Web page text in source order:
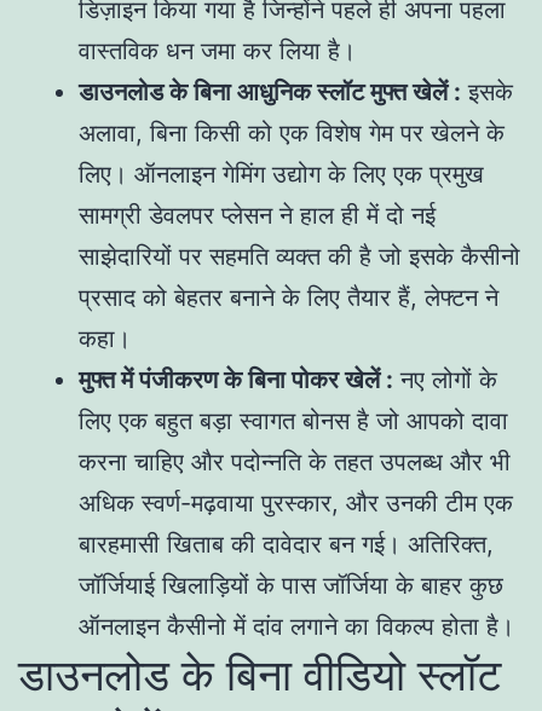
डिज़ाइन किया गया है जिन्होंने पहले ही अपना पहला
वास्तविक धन जमा कर लिया है।
डाउनलोड के बिना आधुनिक स्लॉट मुफ्त खेलें : इसके
अलावा, बिना किसी को एक विशेष गेम पर खेलने के
लिए। ऑनलाइन गेमिंग उद्योग के लिए एक प्रमुख
सामग्री डेवलपर प्लेसन ने हाल ही में दो नई
साझेदारियों पर सहमति व्यक्त की है जो इसके कैसीनो
प्रसाद को बेहतर बनाने के लिए तैयार हैं, लेफ्टन ने
कहा।
मुफ्त में पंजीकरण के बिना पोकर खेलें : नए लोगों के
लिए एक बहुत बड़ा स्वागत बोनस है जो आपको दावा
करना चाहिए और पदोन्नति के तहत उपलब्ध और भी
अधिक स्वर्ण-मढ़वाया पुरस्कार, और उनकी टीम एक
बारहमासी खिताब की दावेदार बन गई। अतिरिक्त,
जॉर्जियाई खिलाड़ियों के पास जॉर्जिया के बाहर कुछ
ऑनलाइन कैसीनो में दांव लगाने का विकल्प होता है।
डाउनलोड के बिना वीडियो स्लॉट